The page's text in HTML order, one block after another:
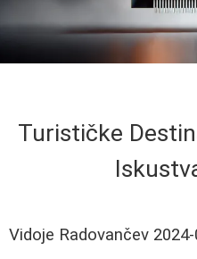
Turističke
Vidoje Radovančev